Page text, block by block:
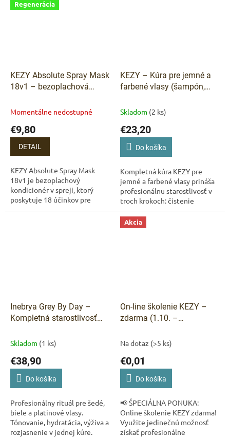
Regenerácia
KEZY Absolute Spray Mask
18v1 – bezoplachová
Absolute Spray Mask 18v1
jednom kroku
Momentálne nedostupné
€9,80
DETAIL
KEZY Absolute Spray Mask
18v1 je bezoplachový
kondicionér v spreji, ktorý
poskytuje 18 účinkov pre
dokonalé vlasy. Ľahká formula
KEZY – Kúra pre jemné a
farbené vlasy (šampón,
Skladom (2 ks)
€23,20
Do košíka
Kompletná kúra KEZY pre
jemné a farbené vlasy prináša
profesionálnu starostlivosť v
troch krokoch: čistenie
kondícia pre-styling Spája
šetrný šampón s kokosovou
vodou,...
Inebrya Grey By Day –
Kompletná starostlivosť
vlasy
Skladom (1 ks)
€38,90
Do košíka
Profesionálny rituál pre šedé,
biele a platinové vlasy.
Tónovanie, hydratácia, výživa a
rozjasnenie v jednej kúre.
Akcia
On-line školenie KEZY –
zdarma (1.10. –
Na dotaz (>5 ks)
€0,01
Do košíka
📢 ŠPECIÁLNA PONUKA:
Online školenie KEZY zdarma!
Využite jedinečnú možnosť
získať profesionálne